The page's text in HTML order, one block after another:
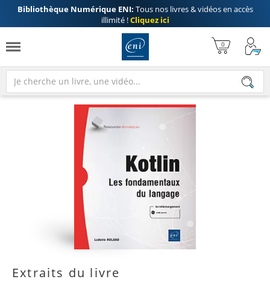
Bibliothèque Numérique ENI: Tous nos livres & vidéos en accès
illimité !Cliquez ici
Extraits du livre